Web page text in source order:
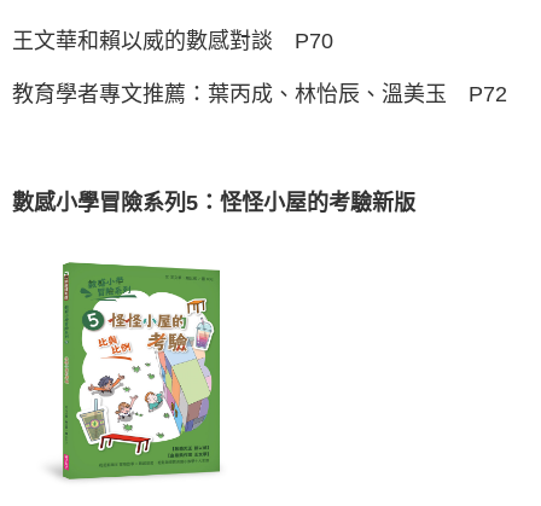
王文華和賴以威的數感對談 P70
教育學者專文推薦：葉丙成、林怡辰、溫美玉 P72
數感小學冒險系列5：怪怪小屋的考驗新版